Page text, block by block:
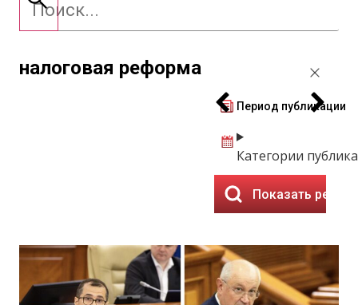
налоговая реформа
Период публикации
Категории
Показать